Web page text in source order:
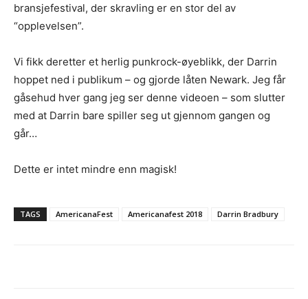
bransjefestival, der skravling er en stor del av
“opplevelsen”.
Vi fikk deretter et herlig punkrock-øyeblikk, der Darrin
hoppet ned i publikum – og gjorde låten Newark. Jeg får
gåsehud hver gang jeg ser denne videoen – som slutter
med at Darrin bare spiller seg ut gjennom gangen og
går…
Dette er intet mindre enn magisk!
TAGS AmericanaFest Americanafest 2018 Darrin Bradbury